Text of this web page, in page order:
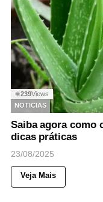
◉239Views
NOTICIAS
Saiba agora como
dicas práticas
23/08/2025
Veja Mais